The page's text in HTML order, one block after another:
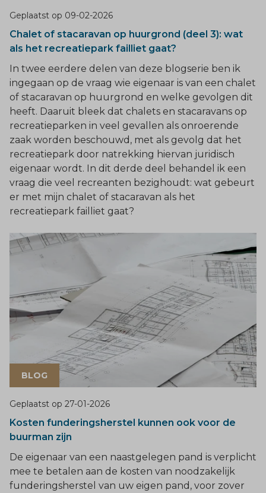
Geplaatst op 09-02-2026
Chalet of stacaravan op huurgrond (deel 3): wat
als het recreatiepark failliet gaat?
In twee eerdere delen van deze blogserie ben ik
ingegaan op de vraag wie eigenaar is van een chalet
of stacaravan op huurgrond en welke gevolgen dit
heeft. Daaruit bleek dat chalets en stacaravans op
recreatieparken in veel gevallen als onroerende
zaak worden beschouwd, met als gevolg dat het
recreatiepark door natrekking hiervan juridisch
eigenaar wordt. In dit derde deel behandel ik een
vraag die veel recreanten bezighoudt: wat gebeurt
er met mijn chalet of stacaravan als het
recreatiepark failliet gaat?
BLOG
Geplaatst op 27-01-2026
Kosten funderingsherstel kunnen ook voor de
buurman zijn
De eigenaar van een naastgelegen pand is verplicht
mee te betalen aan de kosten van noodzakelijk
funderingsherstel van uw eigen pand, voor zover